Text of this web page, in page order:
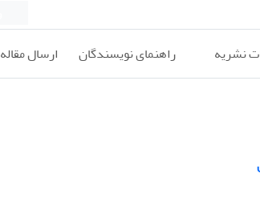
نشریه راهنمای نویسندگان ارسال مقاله